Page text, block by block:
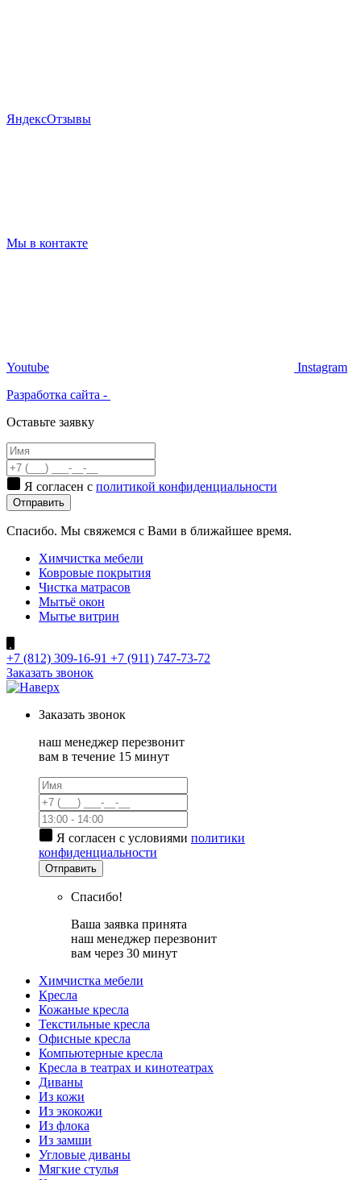
ЯндексОтзывы
Мы в контакте
Youtube
Instagram
Разработка сайта -
Оставьте заявку
Я согласен с политикой конфиденциальности
Отправить
Спасибо. Мы свяжемся с Вами в ближайшее время.
Химчистка мебели
Ковровые покрытия
Чистка матрасов
Мытьё окон
Мытье витрин
+7 (812) 309-16-91 +7 (911) 747-73-72
Заказать звонок
Заказать звонок
наш менеджер перезвонит
вам в течение 15 минут
Я согласен с условиями политики
конфиденциальности
Отправить
Спасибо!
Ваша заявка принята
наш менеджер перезвонит
вам через 30 минут
Химчистка мебели
Кресла
Кожаные кресла
Текстильные кресла
Офисные кресла
Компьютерные кресла
Кресла в театрах и кинотеатрах
Диваны
Из кожи
Из экокожи
Из флока
Из замши
Угловые диваны
Мягкие стулья